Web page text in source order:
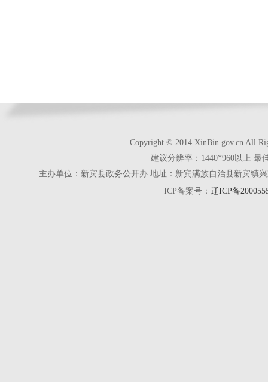
Copyright © 2014 XinBin.gov.cn All
建议分辨率：1440*960以上 最
主办单位：新宾县政务公开办 地址：新宾满族自治县新宾镇
ICP备案号： 辽ICP备